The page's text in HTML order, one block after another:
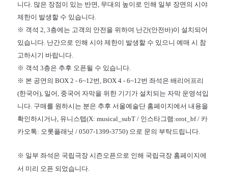
니다. 많은 장점이 있는 반면, 무대의 높이로 인해 일부 장면의 시야
제한이 발생할 수 있습니다.
※ 객석 2, 3층에는 고객의 안전을 위하여 난간(안전바)이 설치되어
있습니다. 난간으로 인해 시야 제한이 발생할 수 있으니 예매 시 참
고하시기 바랍니다.
※ 객석 3층은 추후 오픈될 수 있습니다.
※ 본 공연의 BOX 2 - 6~12번, BOX 4 - 6~12번 좌석은 배리어프리
(한국어), 일어, 중국어 자막을 위한 기기가 설치되는 자막 운영석입
니다. 구매를 원하시는 분은 추후 서울예술단 홈페이지에서 내용을
확인하시거나, 유니스텝(X: musical_subT / 인스타그램:orot_bf / 카
카오톡: 오롯플래닛 / 0507-1399-3750) 으로 문의 부탁드립니다.
※ 일부 좌석은 국립극장 시즌오픈으로 인해 국립극장 홈페이지에
서 미리 오픈 되었습니다.